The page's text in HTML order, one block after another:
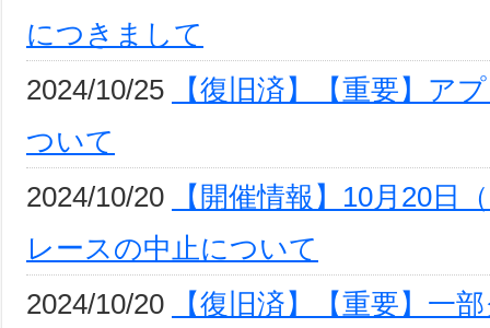
につきまして
2024/10/25
【復旧済】【重要】ア
ついて
2024/10/20
【開催情報】10月20日
レースの中止について
2024/10/20
【復旧済】【重要】一